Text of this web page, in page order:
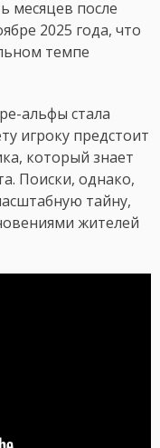
месяцев после
2025 года, что
темпе
альфы стала
игроку предстоит
который знает
Поиски, однако,
тайну,
жителей